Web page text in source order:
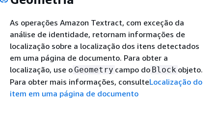
As operações Amazon Textract, com exceção da
análise de identidade, retornam informações de
localização sobre a localização dos itens detectados
em uma página de documento. Para obter a
localização, use oGeometry campo do Block objeto.
Para obter mais informações, consulteLocalização do
item em uma página de documento